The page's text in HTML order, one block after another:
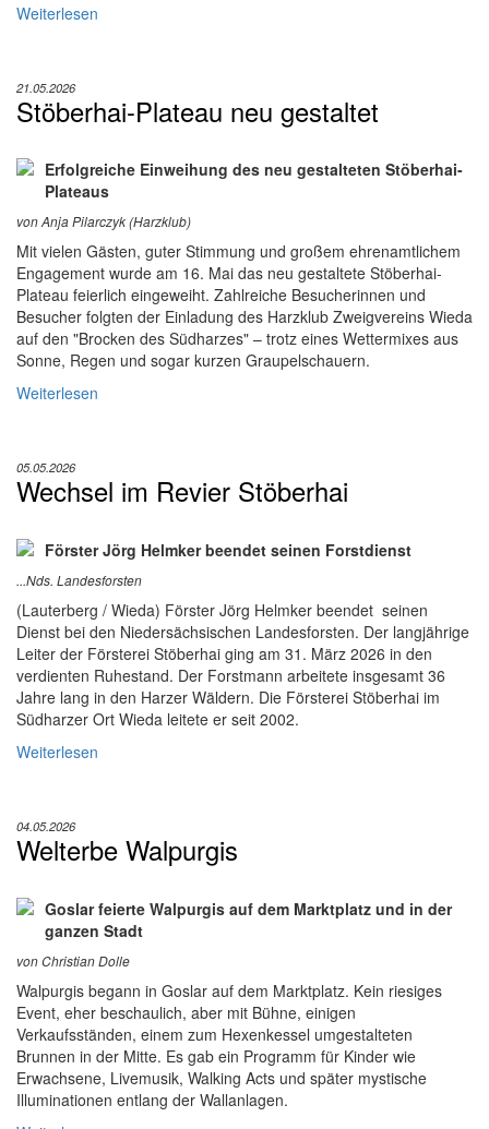
Weiterlesen
21.05.2026
Stöberhai-Plateau neu gestaltet
Erfolgreiche Einweihung des neu gestalteten Stöberhai-
Plateaus
von Anja Pilarczyk (Harzklub)
Mit vielen Gästen, guter Stimmung und großem ehrenamtlichem
Engagement wurde am 16. Mai das neu gestaltete Stöberhai-
Plateau feierlich eingeweiht. Zahlreiche Besucherinnen und
Besucher folgten der Einladung des Harzklub Zweigvereins Wieda
auf den "Brocken des Südharzes" – trotz eines Wettermixes aus
Sonne, Regen und sogar kurzen Graupelschauern.
Weiterlesen
05.05.2026
Wechsel im Revier Stöberhai
Förster Jörg Helmker beendet seinen Forstdienst
...Nds. Landesforsten
(Lauterberg / Wieda) Förster Jörg Helmker beendet seinen
Dienst bei den Niedersächsischen Landesforsten. Der langjährige
Leiter der Försterei Stöberhai ging am 31. März 2026 in den
verdienten Ruhestand. Der Forstmann arbeitete insgesamt 36
Jahre lang in den Harzer Wäldern. Die Försterei Stöberhai im
Südharzer Ort Wieda leitete er seit 2002.
Weiterlesen
04.05.2026
Welterbe Walpurgis
Goslar feierte Walpurgis auf dem Marktplatz und in der
ganzen Stadt
von Christian Dolle
Walpurgis begann in Goslar auf dem Marktplatz. Kein riesiges
Event, eher beschaulich, aber mit Bühne, einigen
Verkaufsständen, einem zum Hexenkessel umgestalteten
Brunnen in der Mitte. Es gab ein Programm für Kinder wie
Erwachsene, Livemusik, Walking Acts und später mystische
Illuminationen entlang der Wallanlagen.